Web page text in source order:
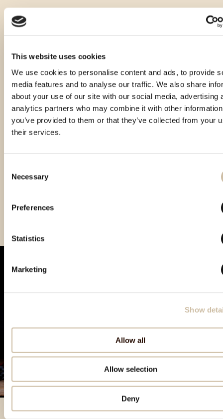
This website uses cookies
We use cookies to personalise content and ads, to provide
media features and to analyse our traffic. We also share
about your use of our site with our social media, advertising
analytics partners who may combine it with other
you’ve provided to them or that they’ve collected from your
their services.
Selection
Necessary
Preferences
Statistics
Marketing
Show
Allow all
Allow selection
Deny